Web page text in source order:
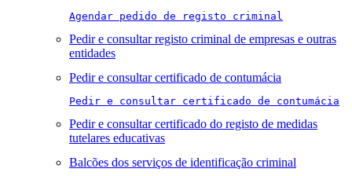
Agendar pedido de registo criminal
Pedir e consultar registo criminal de empresas e outras
entidades
Pedir e consultar certificado de contumácia
Pedir e consultar certificado de contumácia
Pedir e consultar certificado do registo de medidas
tutelares educativas
Balcões dos serviços de identificação criminal